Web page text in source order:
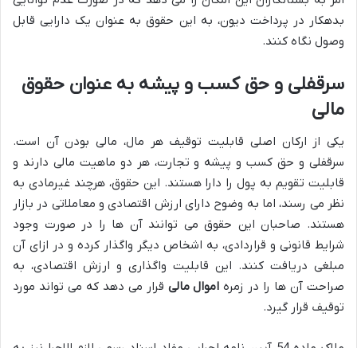
بدهکار در پرداخت دیون، به این حقوق به عنوان یک دارایی قابل
وصول نگاه کنند.
سرقفلی و حق کسب و پیشه به عنوان حقوق
مالی
یکی از ارکان اصلی قابلیت توقیف هر مال، مالی بودن آن است.
سرقفلی و حق کسب و پیشه و تجارت، هر دو ماهیت مالی دارند و
قابلیت تقویم به پول را دارا هستند. این حقوق، هرچند غیرمادی به
نظر می رسند، اما به وضوح دارای ارزش اقتصادی و معاملاتی در بازار
هستند. صاحبان این حقوق می توانند آن ها را در صورت وجود
شرایط قانونی و قراردادی، به اشخاص دیگر واگذار کرده و در ازای آن
مبلغی دریافت کنند. این قابلیت واگذاری و ارزش اقتصادی، به
صراحت آن ها را در زمره اموال مالی قرار می دهد که می تواند مورد
توقیف قرار گیرد.